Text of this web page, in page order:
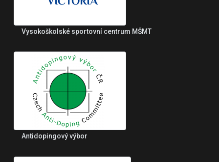
Vysokoškolské sportovní centrum MŠMT
Antidopingový výbor